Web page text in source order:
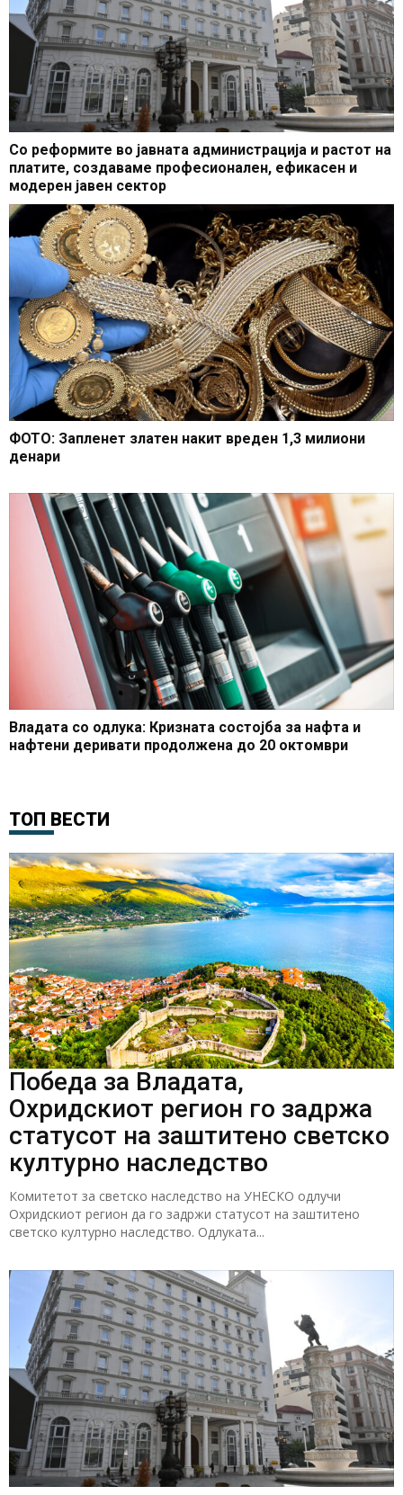
Со реформите во јавната администрација и растот на
платите, создаваме професионален, ефикасен и
модерен јавен сектор
ФОТО: Запленет златен накит вреден 1,3 милиони
денари
Владата со одлука: Кризната состојба за нафта и
нафтени деривати продолжена до 20 октомври
ТОП ВЕСТИ
Победа за Владата,
Охридскиот регион го задржа
статусот на заштитено светско
културно наследство
Комитетот за светско наследство на УНЕСКО одлучи
Охридскиот регион да го задржи статусот на заштитено
светско културно наследство. Одлуката...